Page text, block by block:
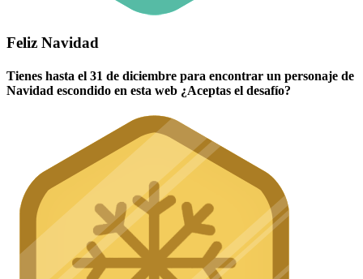
Feliz Navidad
Tienes hasta el 31 de diciembre para encontrar un personaje de
Navidad escondido en esta web ¿Aceptas el desafío?